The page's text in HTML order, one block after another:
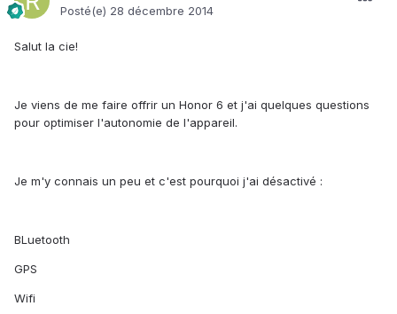
Posté(e) 28 décembre 2014
Salut la cie!
Je viens de me faire offrir un Honor 6 et j'ai quelques questions
pour optimiser l'autonomie de l'appareil.
Je m'y connais un peu et c'est pourquoi j'ai désactivé :
BLuetooth
GPS
Wifi